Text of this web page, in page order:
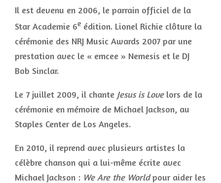
Il est devenu en 2006, le parrain officiel de la
Star Academie 6e édition. Lionel Richie clôture la
cérémonie des NRJ Music Awards 2007 par une
prestation avec le « emcee » Nemesis et le DJ
Bob Sinclar.
Le 7 juillet 2009, il chante Jesus is Lovelors de la
cérémonie en mémoire de Michael Jackson, au
Staples Center de Los Angeles.
En 2010, il reprend avec plusieurs artistes la
célèbre chanson qui a lui-même écrite avec
Michael Jackson : We Are the Worldpour aider les